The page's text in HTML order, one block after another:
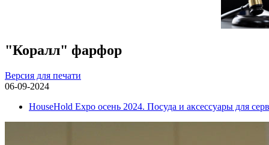
"Коралл" фарфор
Версия для печати
06-09-2024
HouseHold Expo осень 2024. Посуда и аксессуары для